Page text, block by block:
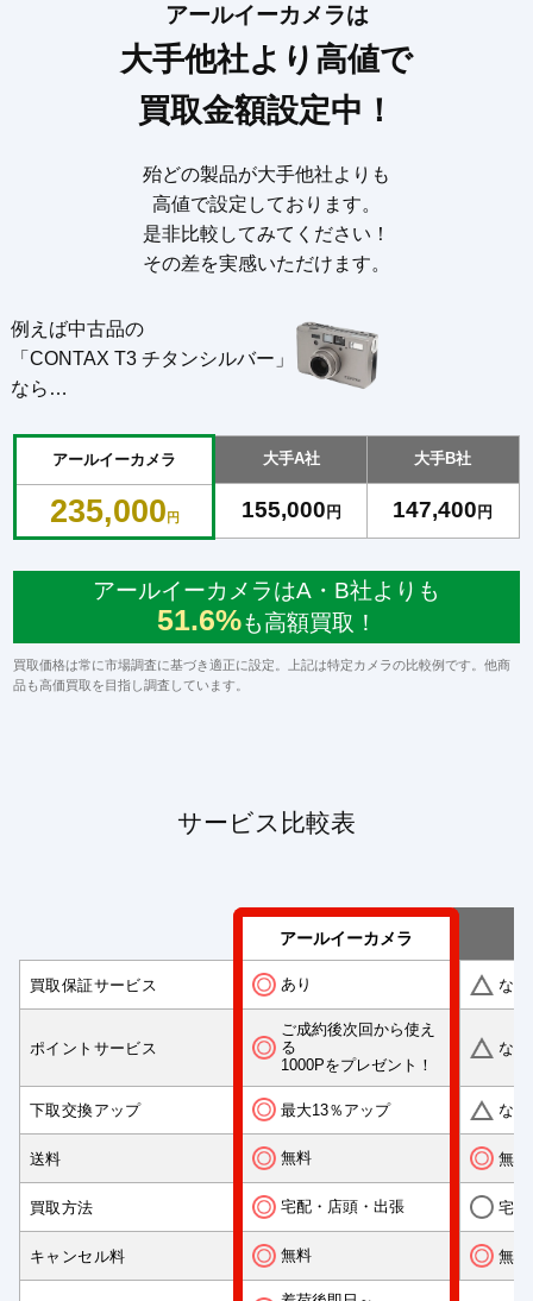
アールイーカメラは
大手他社より高値で
買取金額設定中！
殆どの製品が大手他社よりも
高値で設定しております。
是非比較してみてください！
その差を実感いただけます。
例えば中古品の
「CONTAX T3 チタンシルバー」
なら…
アールイーカメラ
235,000 円
大手A社
155,000円
大手B社
147,400円
アールイーカメラはA・B社よりも
51.6%も高額買取！
買取価格は常に市場調査に基づき適正に設定。上記は特定カメラの比較例です。他商
品も高価買取を目指し調査しています。
サービス比較表
アールイーカメラ
買取保証サービス あり なし
ポイントサービス
ご成約後次回から使え
る
1000Pをプレゼント！
なし
下取交換アップ 最大13％アップ なし
送料 無料 無料
買取方法 宅配・店頭・出張 宅配
キャンセル料 無料 無料